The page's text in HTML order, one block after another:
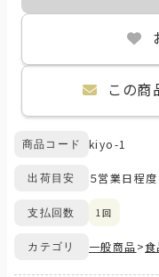
この商
商品コード kiyo-1
出荷目安 ５営業日程度
支払回数 1回
カテゴリ 一般商品>食